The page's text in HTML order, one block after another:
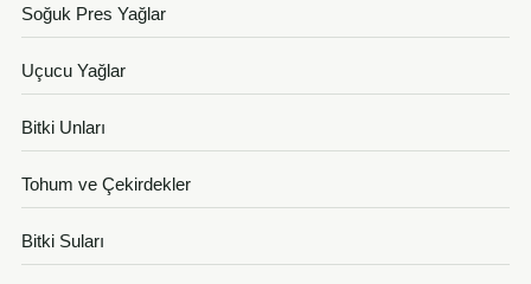
Soğuk Pres Yağlar
Uçucu Yağlar
Bitki Unları
Tohum ve Çekirdekler
Bitki Suları